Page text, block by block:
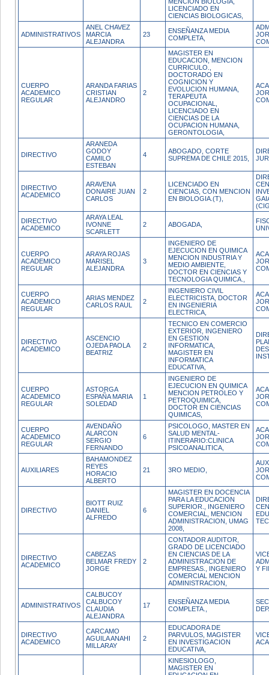
LICENCIADO EN
CIENCIAS BIOLOGICAS,
ADMINISTRATIVOS
ANEL CHAVEZ
MARCIA
ALEJANDRA
23
ENSEÑANZA MEDIA
COMPLETA,
CUERPO
ACADEMICO
REGULAR
ARANDA FARIAS
CRISTIAN
ALEJANDRO
2
MAGISTER EN
EDUCACION, MENCION
CURRICULO.,
DOCTORADO EN
COGNICION Y
EVOLUCION HUMANA,
TERAPEUTA
OCUPACIONAL,
LICENCIADO EN
CIENCIAS DE LA
OCUPACION HUMANA,
GERONTOLOGIA,
DIRECTIVO
ARANEDA
GODOY
CAMILO
ESTEBAN
4
ABOGADO, CORTE
SUPREMA DE CHILE 2015,
DIRECTIVO
ACADEMICO
ARAVENA
DONAIRE JUAN
CARLOS
2
LICENCIADO EN
CIENCIAS, CON MENCION
EN BIOLOGIA.(T),
DIRECTIVO
ACADEMICO
ARAYA LEAL
IVONNE
SCARLETT
2 ABOGADA,
CUERPO
ACADEMICO
REGULAR
ARAYA ROJAS
MARISEL
ALEJANDRA
3
INGENIERO DE
EJECUCION EN QUIMICA
MENCION INDUSTRIA Y
MEDIO AMBIENTE,
DOCTOR EN CIENCIAS Y
TECNOLOGIA QUIMICA.,
CUERPO
ACADEMICO
REGULAR
ARIAS MENDEZ
CARLOS RAUL
2
INGENIERO CIVIL
ELECTRICISTA, DOCTOR
EN INGENIERIA
ELECTRICA,
DIRECTIVO
ACADEMICO
ASCENCIO
OJEDA PAOLA
BEATRIZ
2
TECNICO EN COMERCIO
EXTERIOR, INGENIERO
EN GESTION
INFORMATICA,
MAGISTER EN
INFORMATICA
EDUCATIVA,
CUERPO
ACADEMICO
REGULAR
ASTORGA
ESPAÑA MARIA
SOLEDAD
1
INGENIERO DE
EJECUCION EN QUIMICA
MENCION PETROLEO Y
PETROQUIMICA,
DOCTOR EN CIENCIAS
QUIMICAS,
CUERPO
ACADEMICO
REGULAR
AVENDAÑO
ALARCON
SERGIO
FERNANDO
6
PSICOLOGO, MASTER EN
SALUD MENTAL-
ITINERARIO:CLINICA
PSICOANALITICA,
AUXILIARES
BAHAMONDEZ
REYES
HORACIO
ALBERTO
21 3RO MEDIO,
DIRECTIVO
BIOTT RUIZ
DANIEL
ALFREDO
6
MAGISTER EN DOCENCIA
PARA LA EDUCACION
SUPERIOR., INGENIERO
COMERCIAL, MENCION
ADMINISTRACION, UMAG
2008,
DIRECTIVO
ACADEMICO
CABEZAS
BELMAR FREDY
JORGE
2
CONTADOR AUDITOR,
GRADO DE LICENCIADO
EN CIENCIAS DE LA
ADMINISTRACION DE
EMPRESAS., INGENIERO
COMERCIAL MENCION
ADMINISTRACION,
Y
ADMINISTRATIVOS
CALBUCOY
CALBUCOY
CLAUDIA
ALEJANDRA
17
ENSEÑANZA MEDIA
COMPLETA.,
DIRECTIVO
ACADEMICO
CARCAMO
AGUILA ANAHI
MILLARAY
2
EDUCADORA DE
PARVULOS, MAGISTER
EN INVESTIGACION
EDUCATIVA,
KINESIOLOGO,
MAGISTER EN